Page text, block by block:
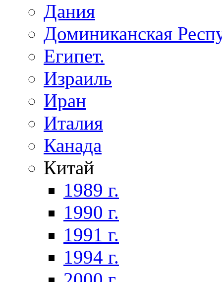
Дания
Доминиканская
Египет.
Израиль
Иран
Италия
Канада
Китай
1989 г.
1990 г.
1991 г.
1994 г.